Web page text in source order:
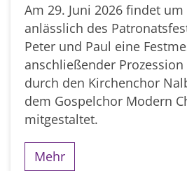
Am 29. Juni 2026 findet
anlässlich des
Peter und Paul eine
anschließender
durch den Kirchenchor
dem Gospelchor Modern
mitgestaltet.
Mehr